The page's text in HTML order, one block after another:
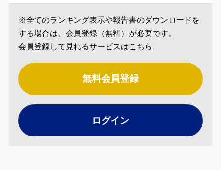
※全てのランキング表示や報告書のダウンロードを
する場合は、会員登録（無料）が必要です。
会員登録して見れるサービスはこちら
無料会員登録
ログイン